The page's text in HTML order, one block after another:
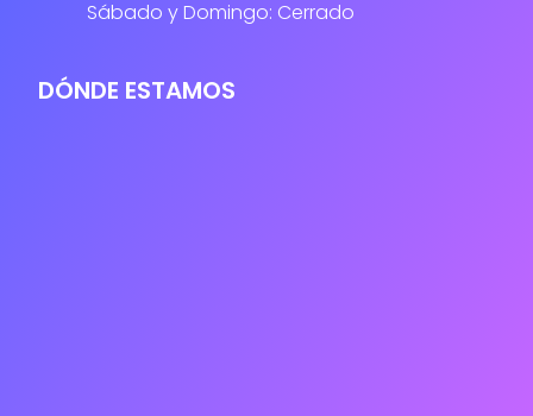
Sábado y Domingo: Cerrado
DÓNDE ESTAMOS